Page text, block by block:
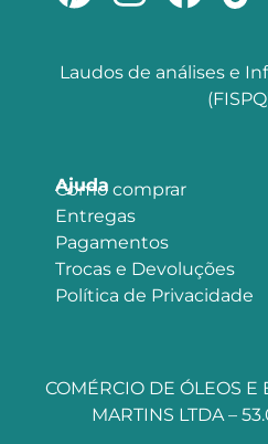
Laudos de análises e
Ajuda
Como comprar
Entregas
Pagamentos
Trocas e Devoluções
Política de Privacidade
COMÉRCIO DE ÓLEOS E
MARTINS LTDA –